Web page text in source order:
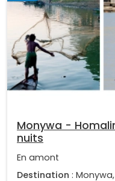
Monywa -
nuits
En amont
Destination :